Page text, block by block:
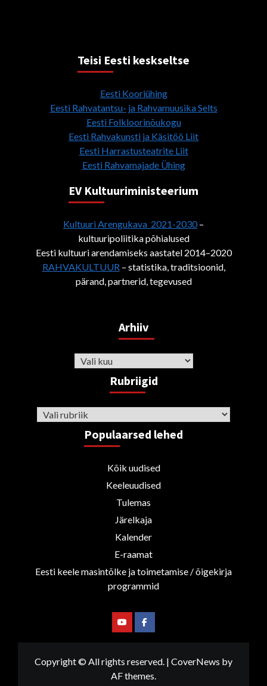
Teisi Eesti keskseltse
Eesti Kooriühing
Eesti Rahvatantsu- ja Rahvamuusika Selts
Eesti Folkloorinõukogu
Eesti Rahvakunsti ja Käsitöö Liit
Eesti Harrastusteatrite Liit
Eesti Rahvamajade Ühing
EV Kultuuriministeerium
Kultuuri Arengukava 2021-2030–
kultuuripoliitika põhialused
Eesti kultuuri arendamiseks aastatel 2014–2020
RAHVAKULTUUR – statistika, traditsioonid,
pärand, partnerid, tegevused
Arhiiv
Arhiiv
Rubriigid
Rubriigid
Populaarsed lehed
Kõik uudised
Keeleuudised
Tulemas
Järelkaja
Kalender
E-raamat
Eesti keele masintõlke ja toimetamise / õigekirja
programmid
YoutubeFacebook
Copyright © All rights reserved. | CoverNews by
AF themes.